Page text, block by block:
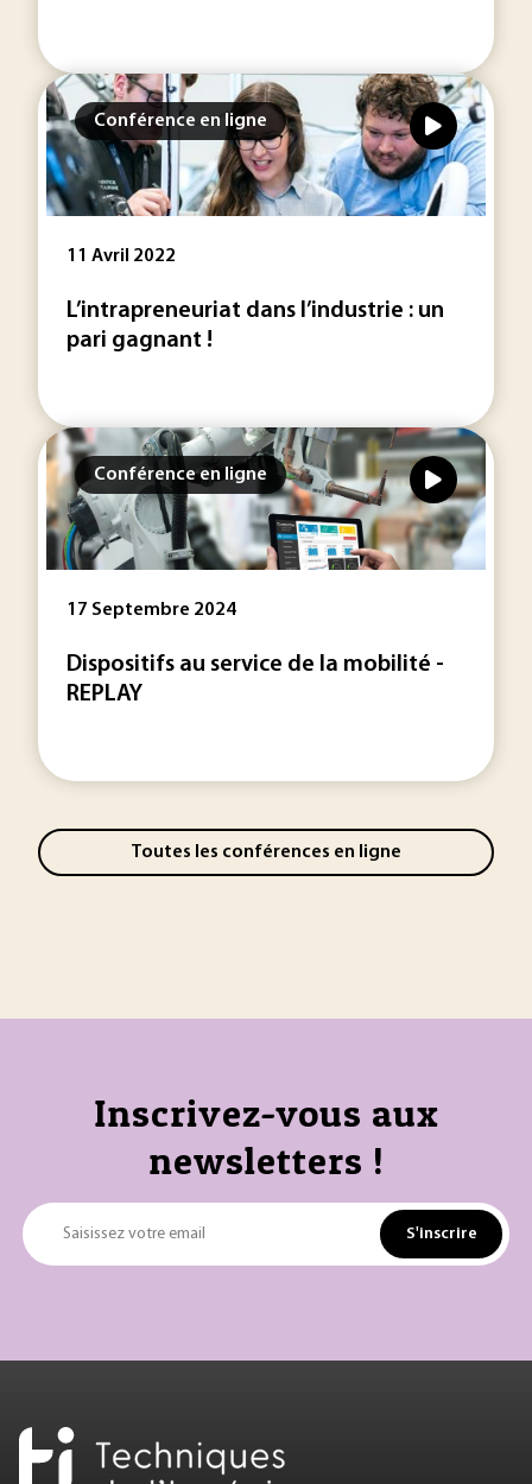
Conférence en ligne
11 Avril 2022
L’intrapreneuriat dans l’industrie : un
pari gagnant !
Conférence en ligne
17 Septembre 2024
Dispositifs au service de la mobilité -
REPLAY
Toutes les conférences en ligne
Inscrivez-vous aux
newsletters !
Saisissez votre email S'inscrire